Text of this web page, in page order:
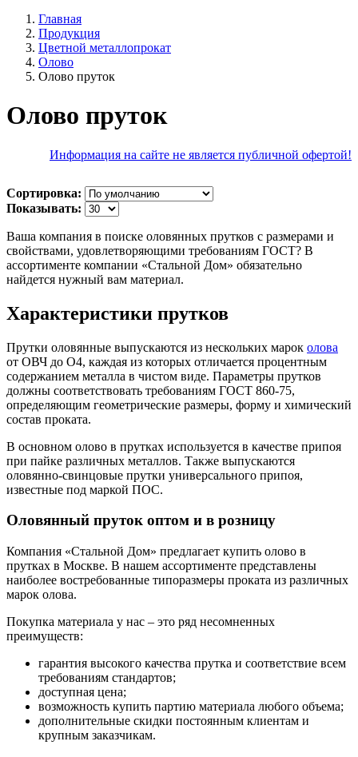
Главная
Продукция
Цветной металлопрокат
Олово
Олово пруток
Олово пруток
Информация на сайте не является публичной офертой!
Сортировка:
Показывать:
Ваша компания в поиске оловянных прутков с размерами и
свойствами, удовлетворяющими требованиям ГОСТ? В
ассортименте компании «Стальной Дом» обязательно
найдется нужный вам материал.
Характеристики прутков
Прутки оловянные выпускаются из нескольких марок олова
от ОВЧ до О4, каждая из которых отличается процентным
содержанием металла в чистом виде. Параметры прутков
должны соответствовать требованиям ГОСТ 860-75,
определяющим геометрические размеры, форму и химический
состав проката.
В основном олово в прутках используется в качестве припоя
при пайке различных металлов. Также выпускаются
оловянно-свинцовые прутки универсального припоя,
известные под маркой ПОС.
Оловянный пруток оптом и в розницу
Компания «Стальной Дом» предлагает купить олово в
прутках в Москве. В нашем ассортименте представлены
наиболее востребованные типоразмеры проката из различных
марок олова.
Покупка материала у нас – это ряд несомненных
преимуществ:
гарантия высокого качества прутка и соответствие всем
требованиям стандартов;
доступная цена;
возможность купить партию материала любого объема;
дополнительные скидки постоянным клиентам и
крупным заказчикам.